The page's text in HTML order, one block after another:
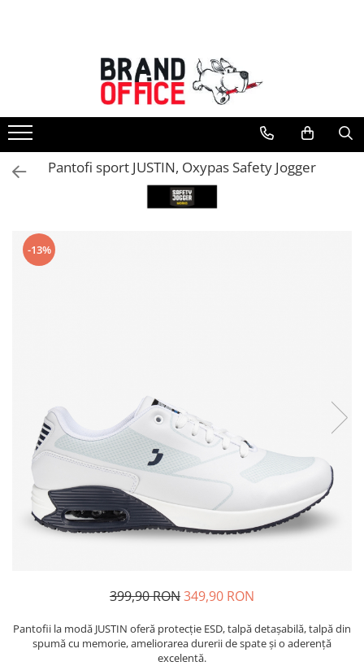
Unitate Protejata - PRODUCTIE
Hartie copiator si produse
tipografice
Produse consumabile din hartie
Detergenti si dezinfectanti
Agende, calendare si organizatoare
Capsatoare, capse si perforatoare
Caiete si blocnotesuri
Dosare, folii protectie si mape
Accesorii diverse pentru birou
Etichetare si ambalare
Arhivare si depozitare
Pixuri cu gel
Stilouri
Pantofi sport JUSTIN, Oxypas Safety Jogger
-13%
399,90 RON349,90 RON
Pantofii la modă JUSTIN oferă protecție ESD, talpă detașabilă, talpă din
spumă cu memorie, ameliorarea durerii de spate și o aderență
excelentă.